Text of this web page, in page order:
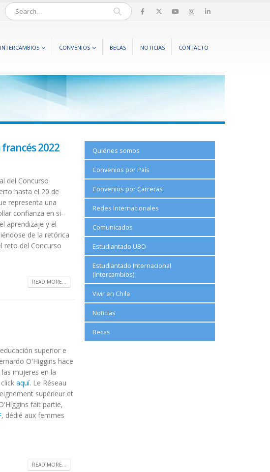
INTERCAMBIOS CONVENIOS BECAS NOTICIAS CONTACTO
2022
del Concurso
hasta el 20 de
representa una
confianza en si-
aprendizaje y el
de la retórica
reto del Concurso
READ MORE...
superior e
O'Higgins hace
las mujeres en la
clickaquí. Le Réseau
supérieur et
fait partie,
, dédié aux femmes
READ MORE...
Quiénes somos
Convenios por País
Convenios por Carreras
Redes Internacionales
Comunicados
Estudiantado UBO
Estudiantado Internacional
(Intercambios)
Vivir en Chile
Noticias
Becas